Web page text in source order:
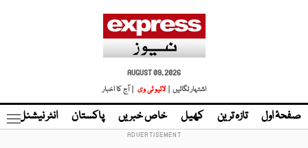
AUGUST 09, 2026
اشتہار لگائیں |
لائیو ٹی وی | آج کا اخبار
صفحۂ اول تازہ ترین کھیل خاص خبریں پاکستان انٹر نیشنل